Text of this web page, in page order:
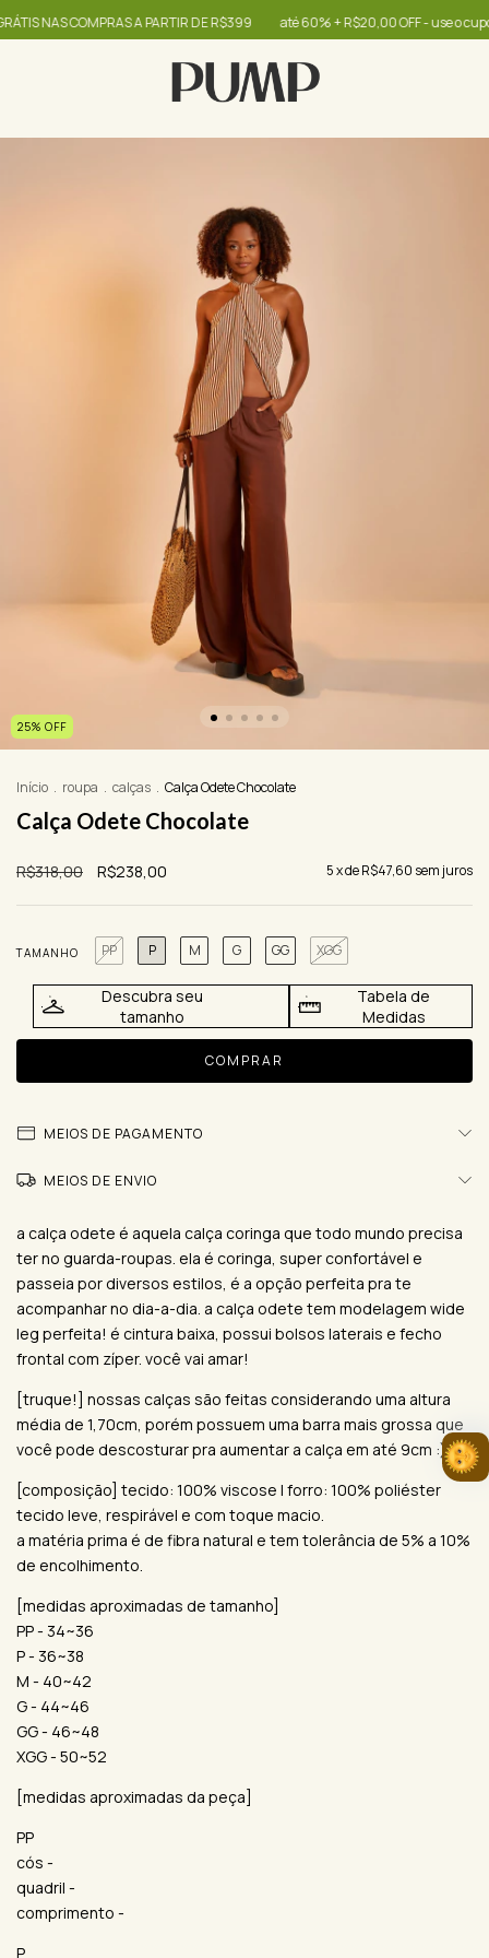
COMPRAS A PARTIR DE R$399 até 60% + R$20,00 OFF - use o cupom
25% OFF
Início . roupa . calças . Calça Odete Chocolate
Calça Odete Chocolate
R$318,00 R$238,00 5x deR$47,60 sem juros
TAMANHO PP P M G GG XGG
Descubra seu
tamanho
Tabela de
Medidas
MEIOS DE PAGAMENTO
MEIOS DE ENVIO
a calça odete é aquela calça coringa que todo mundo precisa
ter no guarda-roupas. ela é coringa, super confortável e
passeia por diversos estilos, é a opção perfeita pra te
acompanhar no dia-a-dia. a calça odete tem modelagem wide
leg perfeita! é cintura baixa, possui bolsos laterais e fecho
frontal com zíper. você vai amar!
[truque!] nossas calças são feitas considerando uma altura
média de 1,70cm, porém possuem uma barra mais grossa que
você pode descosturar pra aumentar a calça em até 9cm :)
[composição] tecido: 100% viscose | forro: 100% poliéster
tecido leve, respirável e com toque macio.
a matéria prima é de fibra natural e tem tolerância de 5% a 10%
de encolhimento.
[medidas aproximadas de tamanho]
PP - 34~36
P - 36~38
M - 40~42
G - 44~46
GG - 46~48
XGG - 50~52
[medidas aproximadas da peça]
PP
cós -
quadril -
comprimento -
P